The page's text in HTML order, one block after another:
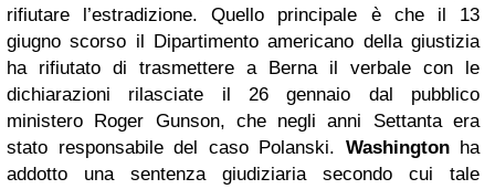
rifiutare l’estradizione. Quello principale è che il 13
giugno scorso il Dipartimento americano della giustizia
ha rifiutato di trasmettere a Berna il verbale con le
dichiarazioni rilasciate il 26 gennaio dal pubblico
ministero Roger Gunson, che negli anni Settanta era
stato responsabile del caso Polanski. Washingtonha
addotto una sentenza giudiziaria secondo cui tale